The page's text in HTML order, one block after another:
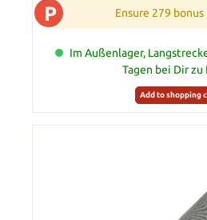
P Ensure 279
Im Außenlager,
Tagen bei Dir zu
Add to shopping